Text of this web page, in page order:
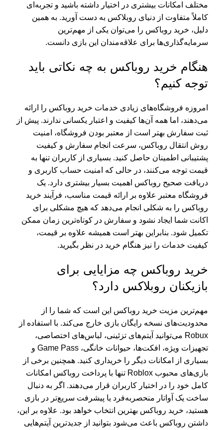
مختلف امکانات بیشتری در اختیار داشته باشید و تجربه‌ای
کاملاً متفاوت از دنیای روبلاکس به دست آورید. به همین
دلیل، خرید روباکس را می‌توان یکی از مهم‌ترین
سرمایه‌گذاری‌ها برای علاقه‌مندان این بازی دانست.
هنگام خرید روباکس به چه نکاتی باید
توجه کنیم؟
امروزه فروشگاه‌های زیادی خدمات خرید روباکس را ارائه
می‌دهند، اما همه آن‌ها کیفیت و اعتبار یکسانی ندارند. پیش از
ثبت سفارش بهتر است از معتبر بودن فروشگاه، امنیت
روش انتقال روباکس، سرعت انجام سفارش و کیفیت
پشتیبانی اطمینان حاصل کنید. بسیاری از کاربران تنها به
قیمت توجه می‌کنند، در حالی که امنیت حساب کاربری و
دریافت صحیح روباکس اهمیت بسیار بیشتری دارد. یک
فروشگاه معتبر علاوه بر ارائه قیمت مناسب، فرآیند خرید
روباکس را به شکلی انجام می‌دهد که هیچ مشکلی برای
اکانت شما ایجاد نشود و سفارش در کوتاه‌ترین زمان ممکن
تکمیل شود. بنابراین بهتر است همیشه علاوه بر قیمت،
کیفیت خدمات را نیز هنگام خرید در نظر بگیرید.
خرید روباکس چه مزایایی برای
بازیکنان روبلاکس دارد؟
مهم‌ترین مزیت خرید روباکس این است که شما را از
محدودیت‌های نسخه رایگان بازی خارج می‌کند. با استفاده از
Robux می‌توانید آیتم‌های تزئینی، لباس‌های اختصاصی،
تجهیزات ویژه، افکت‌ها، حیوانات خانگی، Game Pass و
بسیاری از امکانات دیگر را خریداری کنید. همچنین برخی از
بازی‌های محبوب Roblox تنها با پرداخت روباکس امکانات
کامل خود را در اختیار کاربران قرار می‌دهند. اگر به دنبال
ساخت یک آواتار منحصربه‌فرد یا پیشرفت سریع‌تر در بازی
هستید، خرید روباکس بهترین انتخاب خواهد بود. علاوه بر این،
داشتن روباکس باعث می‌شود بتوانید از جدیدترین آیتم‌هایی